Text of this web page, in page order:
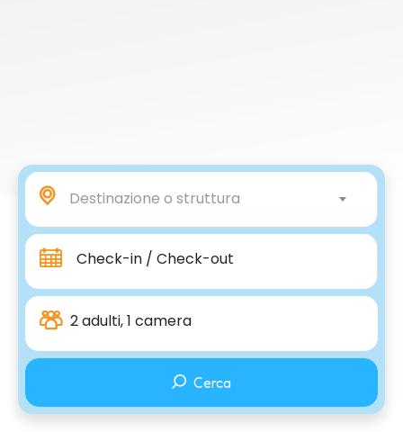
Destinazione o struttura
Check-in / Check-out
2 adulti, 1 camera
Cerca